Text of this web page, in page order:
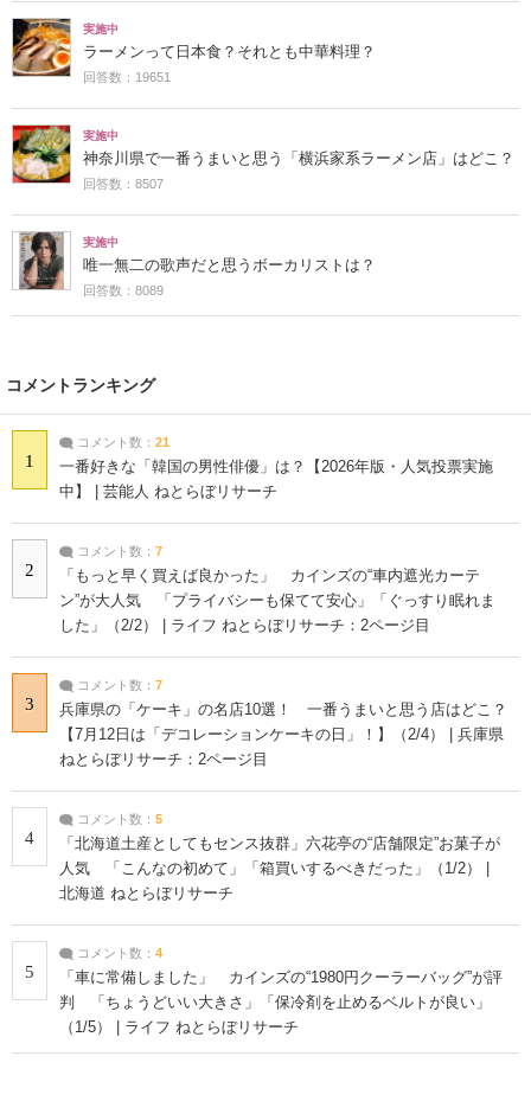
実施中
ラーメンって日本食？それとも中華料理？
回答数：19651
実施中
神奈川県で一番うまいと思う「横浜家系ラーメン店」はどこ？
回答数：8507
実施中
唯一無二の歌声だと思うボーカリストは？
回答数：8089
コメントランキング
1
コメント数： 21
一番好きな「韓国の男性俳優」は？【2026年版・人気投票実施
中】 | 芸能人 ねとらぼリサーチ
2
コメント数： 7
「もっと早く買えば良かった」 カインズの“車内遮光カーテ
ン”が大人気 「プライバシーも保てて安心」「ぐっすり眠れま
した」（2/2） | ライフ ねとらぼリサーチ：2ページ目
3
コメント数： 7
兵庫県の「ケーキ」の名店10選！ 一番うまいと思う店はどこ？
【7月12日は「デコレーションケーキの日」！】（2/4） | 兵庫県
ねとらぼリサーチ：2ページ目
4
コメント数： 5
「北海道土産としてもセンス抜群」六花亭の“店舗限定”お菓子が
人気 「こんなの初めて」「箱買いするべきだった」（1/2） |
北海道 ねとらぼリサーチ
5
コメント数： 4
「車に常備しました」 カインズの“1980円クーラーバッグ”が評
判 「ちょうどいい大きさ」「保冷剤を止めるベルトが良い」
（1/5） | ライフ ねとらぼリサーチ